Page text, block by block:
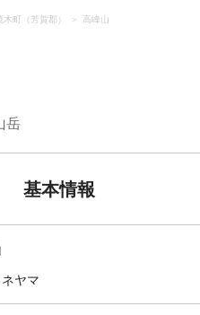
木町（芳賀郡） 高峰山
岳
基本情報
ヤマ